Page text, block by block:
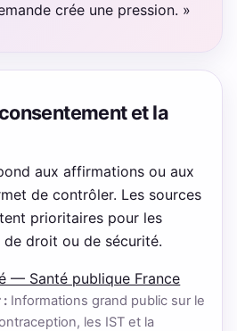
crée une pression. »
et la
aux affirmations ou aux
de contrôler. Les sources
prioritaires pour les
droit ou de sécurité.
— Santé publique France
: Informations grand public sur le
les IST et la